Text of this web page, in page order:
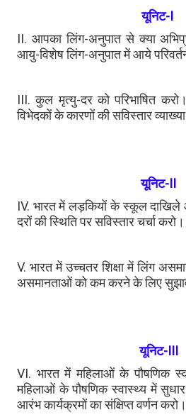
यूनिट-I
II. आपका लिंग-अनुपात से क्या
आयु-विशेष लिंग-अनुपात में आये
III. कुल मृत्यु-दर को परिभाषित
विभेदकों के कारणों की सविस्तार
यूनिट-II
IV. भारत में लड़कियों के स्कूल दाखिले
दरों की स्थिति पर सविस्तार चर्चा करो।
V. भारत में उच्चतर शिक्षा में लिंग
असमानताओं को कम करने के लिए
यूनिट-III
VI. भारत में महिलाओं के पौषणिक
महिलाओं के पौषणिक स्वास्थ्य में सुधार
आरंभ कार्यक्रमों का संक्षिप्त वर्णन करो।